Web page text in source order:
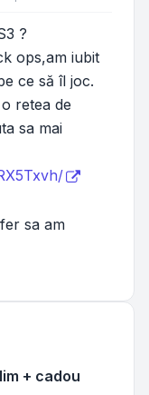
?
ops,am iubit
ce să îl joc.
retea de
sa mai
sa am
+ cadou